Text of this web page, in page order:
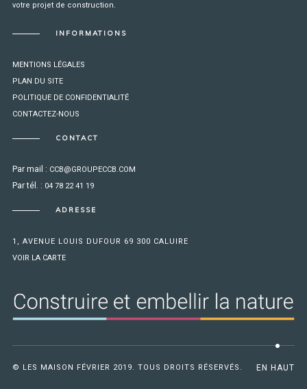
votre projet de construction.
INFORMATIONS
MENTIONS LÉGALES
PLAN DU SITE
POLITIQUE DE CONFIDENTIALITÉ
CONTACTEZ-NOUS
CONTACT
Par mail : CCB@GROUPECCB.COM
Par tél. : 04 78 22 41 19
ADRESSE
1, AVENUE LOUIS DUFOUR 69 300 CALUIRE
VOIR LA CARTE
© LES MAISON FÉVRIER 2019. TOUS DROITS RÉSERVÉS. EN HAUT